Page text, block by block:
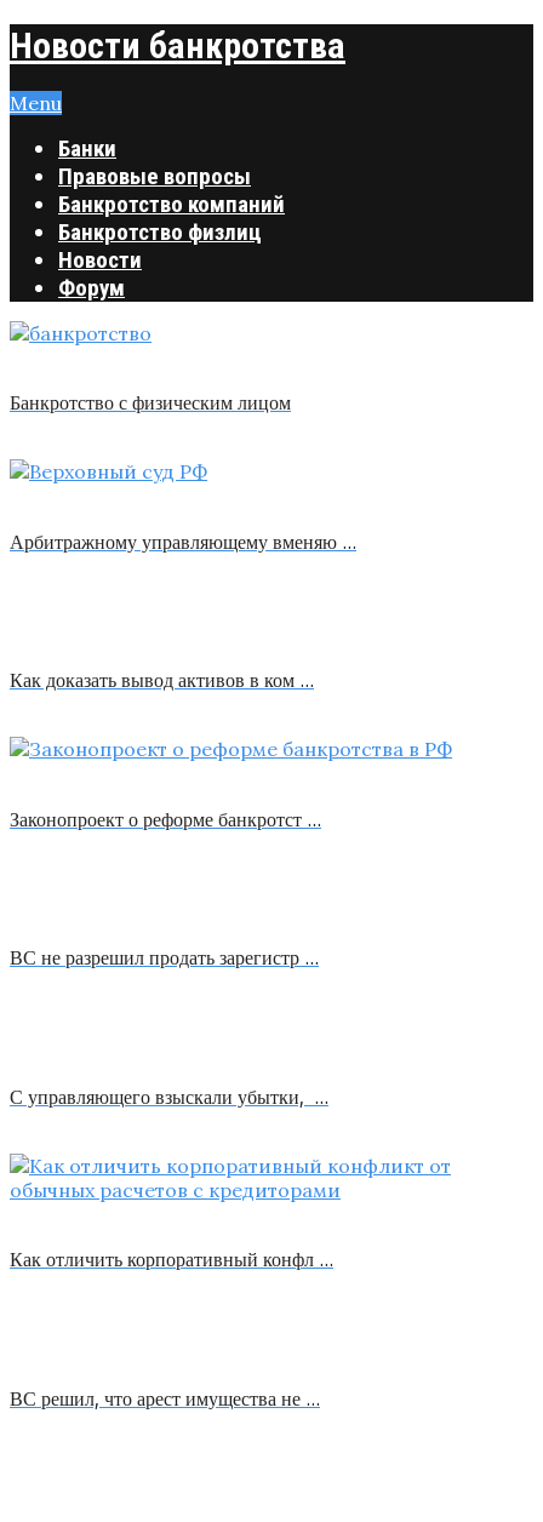
Новости банкротства
Menu
Банки
Правовые вопросы
Банкротство компаний
Банкротство физлиц
Новости
Форум
Банкротство с физическим лицом
Арбитражному управляющему вменяю …
Как доказать вывод активов в ком …
Законопроект о реформе банкротст …
ВС не разрешил продать зарегистр …
С управляющего взыскали убытки, …
Как отличить корпоративный конфл …
ВС решил, что арест имущества не …